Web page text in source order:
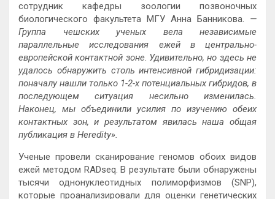
сотрудник кафедры зоологии позвоночных
биологического факультета МГУ Анна Банникова. —
Группа чешских ученых вела независимые
параллельные исследования ежей в центрально-
европейской контактной зоне. Удивительно, но здесь не
удалось обнаружить столь интенсивной гибридизации:
поначалу нашли только 1-2-х потенциальных гибридов, в
последующем ситуация несильно изменилась.
Наконец, мы объединили усилия по изучению обеих
контактных зон, и результатом явилась наша общая
публикация в Heredity».
Ученые провели сканирование геномов обоих видов
ежей методом RADseq. В результате были обнаружены
тысячи однонуклеотидных полиморфизмов (SNP),
которые проанализировали для оценки генетических